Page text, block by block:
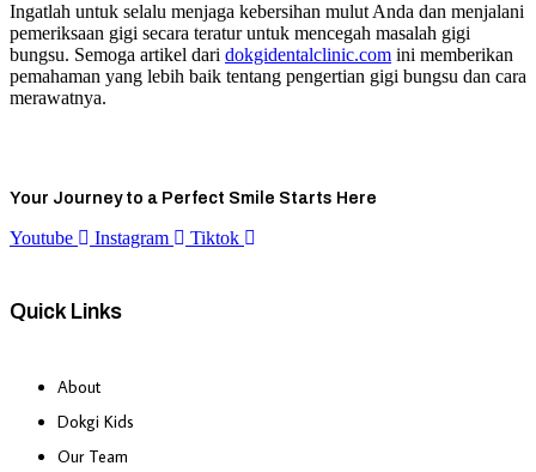
Ingatlah untuk selalu menjaga kebersihan mulut Anda dan menjalani
pemeriksaan gigi secara teratur untuk mencegah masalah gigi
bungsu. Semoga artikel dari dokgidentalclinic.com ini memberikan
pemahaman yang lebih baik tentang pengertian gigi bungsu dan cara
merawatnya.
Your Journey to a Perfect Smile Starts Here
Youtube Instagram Tiktok
Quick Links
About
Dokgi Kids
Our Team